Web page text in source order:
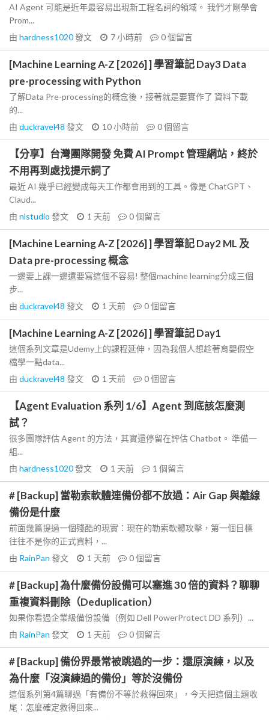
AI Agent 可能是近年最容易出現新工程名詞的領域。 我們才剛學會
Prom...
由 hardness1020發文 7 小時前 0個留言
[Machine Learning A-Z [2026] ] 學習筆記 Day3 Data
pre-processing with Python
了解Data Pre-processing的概念後，接著就是要實作了 資料下載
的...
由 duckravel48 發文 10 小時前 0個留言
【分享】台灣團隊開發 免費 AI Prompt 管理網站，終於
不用再到處找提示詞了
最近 AI 幾乎已經變成每天工作都會用到的工具。像是 ChatGPT、
Claud...
由 nlstudio 發文 1 天前 0個留言
[Machine Learning A-Z [2026] ] 學習筆記 Day2 ML 及
Data pre-processing 概念
一邊要上課一邊還要寫這個不容易! 整個machine learning分成三個
步...
由 duckravel48 發文 1 天前 0個留言
[Machine Learning A-Z [2026] ] 學習筆記 Day1
這個系列文章是Udemy上的課程延伸，因為我個人想趁著育嬰假空
檔學一點data...
由 duckravel48 發文 1 天前 0個留言
【Agent Evaluation 系列 1/6】Agent 到底該怎麼測
試？
很多團隊評估 Agent 的方法，其實還停留在評估 Chatbot。 準備一
組...
由 hardness1020發文 1 天前 1 個留言
# [Backup] 當勒索軟體連備份都不放過：Air Gap 與離線
備份是什麼
前面幾篇提過一個殘酷的現實：現在的勒索軟體攻擊，第一個目標
往往不是你的正式資料，...
由 RainPan 發文 1 天前 0個留言
# [Backup] 為什麼備份設備可以塞進 30 倍的資料？聊聊
重複資料刪除（Deduplication）
如果你看過企業級備份設備（例如 Dell PowerProtect DD 系列）...
由 RainPan 發文 1 天前 0個留言
# [Backup] 備份界最常被跳過的一步：還原演練，以及
為什麼「沒演練過的備份」等於沒備份
這個系列第4篇聊過「有備份不等於救得回來」，今天把這個主題收
尾：怎麼確定救得回來...